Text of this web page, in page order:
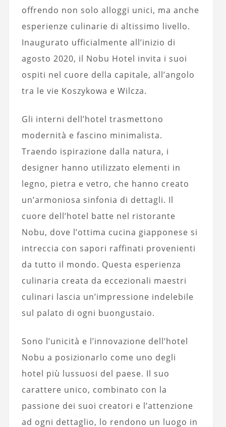
offrendo non solo alloggi unici, ma anche
esperienze culinarie di altissimo livello.
Inaugurato ufficialmente all’inizio di
agosto 2020, il Nobu Hotel invita i suoi
ospiti nel cuore della capitale, all’angolo
tra le vie Koszykowa e Wilcza.
Gli interni dell’hotel trasmettono
modernità e fascino minimalista.
Traendo ispirazione dalla natura, i
designer hanno utilizzato elementi in
legno, pietra e vetro, che hanno creato
un’armoniosa sinfonia di dettagli. Il
cuore dell’hotel batte nel ristorante
Nobu, dove l’ottima cucina giapponese si
intreccia con sapori raffinati provenienti
da tutto il mondo. Questa esperienza
culinaria creata da eccezionali maestri
culinari lascia un’impressione indelebile
sul palato di ogni buongustaio.
Sono l’unicità e l’innovazione dell’hotel
Nobu a posizionarlo come uno degli
hotel più lussuosi del paese. Il suo
carattere unico, combinato con la
passione dei suoi creatori e l’attenzione
ad ogni dettaglio, lo rendono un luogo in